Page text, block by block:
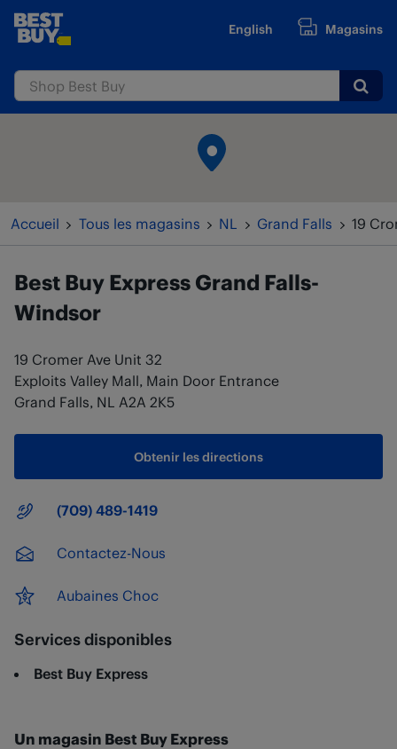
Passer au contenu
www.bestbuy.ca English Magasins
Accueil Tous les magasins NL Grand Falls 19
Best Buy Express Grand Falls-
Windsor
19 Cromer Ave Unit 32
Exploits Valley Mall, Main Door Entrance
Grand Falls, NL A2A 2K5
Obtenir les directions
Numéro principal
(709) 489-1419
Contactez-Nous
Aubaines Choc
Services disponibles
Best Buy Express
Un magasin Best Buy Express